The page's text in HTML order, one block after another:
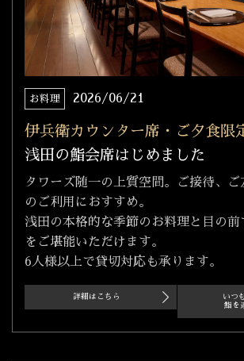
お料理 2026/06/21
伊兵衛カウンター席・ご夕食限
浅田の鮨会席はじめました
タワーズ随一の上質空間。ご接待、
のご利用におすすめ。
浅田の本格的な季節のお料理と目の前
をご堪能いただけます。
6人様以上で貸切対応も承ります。
詳細はこちら
いつ
鮨を